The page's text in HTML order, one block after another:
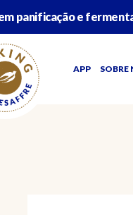
panificação e
APP SOBRE